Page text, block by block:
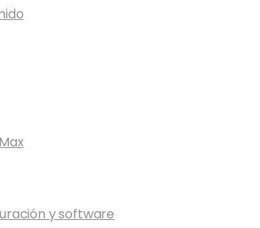
y software